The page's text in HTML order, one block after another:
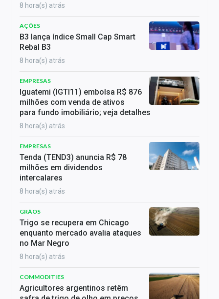
8 hora(s) atrás
AÇÕES
B3 lança índice Small Cap Smart
Rebal B3
8 hora(s) atrás
EMPRESAS
Iguatemi (IGTI11) embolsa R$ 876
milhões com venda de ativos
para fundo imobiliário; veja detalhes
8 hora(s) atrás
EMPRESAS
Tenda (TEND3) anuncia R$ 78
milhões em dividendos
intercalares
8 hora(s) atrás
GRÃOS
Trigo se recupera em Chicago
enquanto mercado avalia ataques
no Mar Negro
8 hora(s) atrás
COMMODITIES
Agricultores argentinos retêm